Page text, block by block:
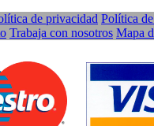
de privacidad Política
Trabaja con nosotros Mapa